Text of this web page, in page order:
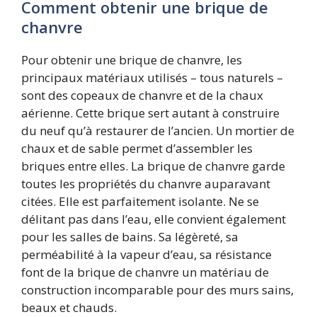
Comment obtenir une brique de
chanvre
Pour obtenir une brique de chanvre, les
principaux matériaux utilisés – tous naturels –
sont des copeaux de chanvre et de la chaux
aérienne. Cette brique sert autant à construire
du neuf qu’à restaurer de l’ancien. Un mortier de
chaux et de sable permet d’assembler les
briques entre elles. La brique de chanvre garde
toutes les propriétés du chanvre auparavant
citées. Elle est parfaitement isolante. Ne se
délitant pas dans l’eau, elle convient également
pour les salles de bains. Sa légèreté, sa
perméabilité à la vapeur d’eau, sa résistance
font de la brique de chanvre un matériau de
construction incomparable pour des murs sains,
beaux et chauds.